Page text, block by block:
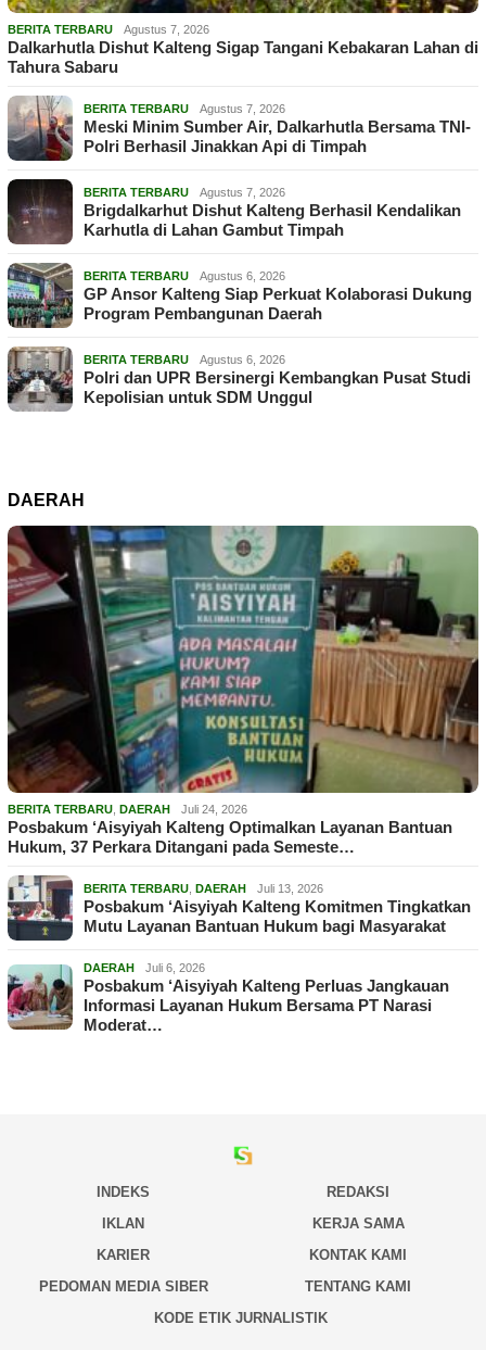
BERITA TERBARU Agustus 7, 2026
Dalkarhutla Dishut Kalteng Sigap Tangani Kebakaran Lahan di
Tahura Sabaru
BERITA TERBARU Agustus 7, 2026
Meski Minim Sumber Air, Dalkarhutla Bersama TNI-
Polri Berhasil Jinakkan Api di Timpah
BERITA TERBARU Agustus 7, 2026
Brigdalkarhut Dishut Kalteng Berhasil Kendalikan
Karhutla di Lahan Gambut Timpah
BERITA TERBARU Agustus 6, 2026
GP Ansor Kalteng Siap Perkuat Kolaborasi Dukung
Program Pembangunan Daerah
BERITA TERBARU Agustus 6, 2026
Polri dan UPR Bersinergi Kembangkan Pusat Studi
Kepolisian untuk SDM Unggul
DAERAH
BERITA TERBARU DAERAH Juli 24, 2026
Posbakum ‘Aisyiyah Kalteng Optimalkan Layanan Bantuan
Hukum, 37 Perkara Ditangani pada Semeste…
BERITA TERBARU DAERAH Juli 13, 2026
Posbakum ‘Aisyiyah Kalteng Komitmen Tingkatkan
Mutu Layanan Bantuan Hukum bagi Masyarakat
DAERAH Juli 6, 2026
Posbakum ‘Aisyiyah Kalteng Perluas Jangkauan
Informasi Layanan Hukum Bersama PT Narasi
Moderat…
INDEKS
REDAKSI
IKLAN
KERJA SAMA
KARIER
KONTAK KAMI
PEDOMAN MEDIA SIBER
TENTANG KAMI
KODE ETIK JURNALISTIK